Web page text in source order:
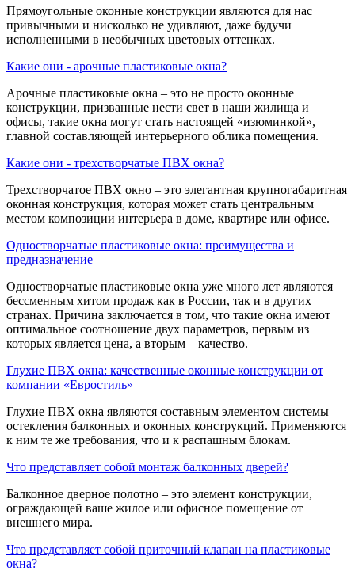
Прямоугольные оконные конструкции являются для нас
привычными и нисколько не удивляют, даже будучи
исполненными в необычных цветовых оттенках.
Какие они - арочные пластиковые окна?
Арочные пластиковые окна – это не просто оконные
конструкции, призванные нести свет в наши жилища и
офисы, такие окна могут стать настоящей «изюминкой»,
главной составляющей интерьерного облика помещения.
Какие они - трехстворчатые ПВХ окна?
Трехстворчатое ПВХ окно – это элегантная крупногабаритная
оконная конструкция, которая может стать центральным
местом композиции интерьера в доме, квартире или офисе.
Одностворчатые пластиковые окна: преимущества и
предназначение
Одностворчатые пластиковые окна уже много лет являются
бессменным хитом продаж как в России, так и в других
странах. Причина заключается в том, что такие окна имеют
оптимальное соотношение двух параметров, первым из
которых является цена, а вторым – качество.
Глухие ПВХ окна: качественные оконные конструкции от
компании «Евростиль»
Глухие ПВХ окна являются составным элементом системы
остекления балконных и оконных конструкций. Применяются
к ним те же требования, что и к распашным блокам.
Что представляет собой монтаж балконных дверей?
Балконное дверное полотно – это элемент конструкции,
ограждающей ваше жилое или офисное помещение от
внешнего мира.
Что представляет собой приточный клапан на пластиковые
окна?